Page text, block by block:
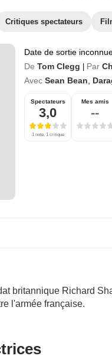
Critiques spectateurs
Date de sortie
De Tom Clegg Par
Avec Sean Bean
Spectateurs
3,0
1 note, 1 critique
Mes amis
--
britannique Richard
l'armée française.